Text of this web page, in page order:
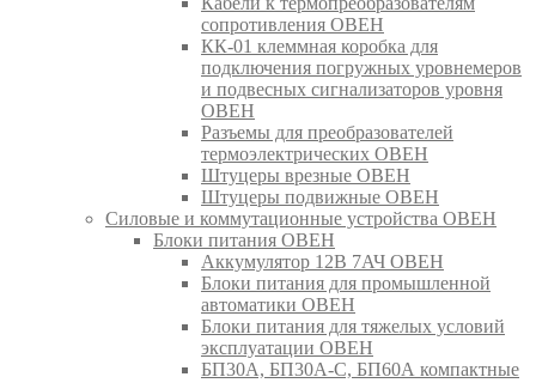
сопротивления ОВЕН
КК-01 клеммная коробка для
подключения погружных уровнемеров
и подвесных сигнализаторов уровня
ОВЕН
Разъемы для преобразователей
термоэлектрических ОВЕН
Штуцеры врезные ОВЕН
Штуцеры подвижные ОВЕН
Силовые и коммутационные устройства ОВЕН
Блоки питания ОВЕН
Аккумулятор 12В 7АЧ ОВЕН
Блоки питания для промышленной
автоматики ОВЕН
Блоки питания для тяжелых условий
эксплуатации ОВЕН
БП30А, БП30А-С, БП60А компактные